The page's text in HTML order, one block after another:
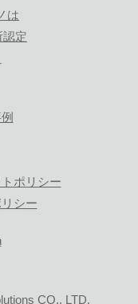
は
認定
ポリシー
シー
CO., LTD.